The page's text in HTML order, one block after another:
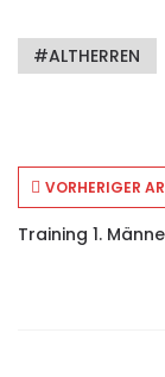
ALTHERREN
VORHERIGER
Training 1.